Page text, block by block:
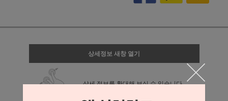
상세정보 새창 열기
상세 정보를 확대해 보실 수 있습니다.